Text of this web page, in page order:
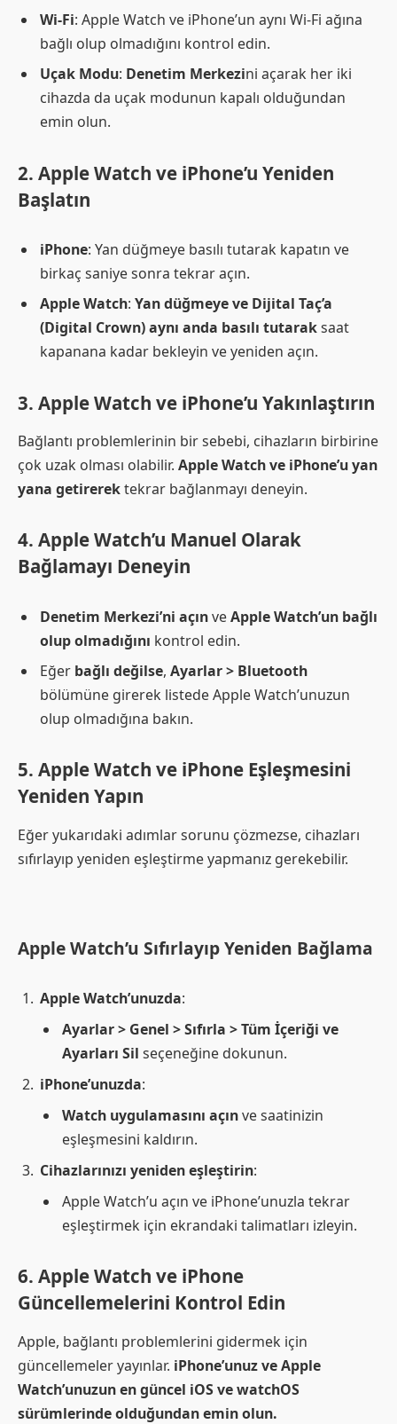
Wi-Fi: Apple Watch ve iPhone’un aynı Wi-Fi ağına
bağlı olup olmadığını kontrol edin.
Uçak Modu: Denetim Merkezini açarak her iki
cihazda da uçak modunun kapalı olduğundan
emin olun.
2. Apple Watch ve iPhone’u Yeniden
Başlatın
iPhone: Yan düğmeye basılı tutarak kapatın ve
birkaç saniye sonra tekrar açın.
Apple Watch: Yan düğmeye ve Dijital Taç’a
(Digital Crown) aynı anda basılı tutaraksaat
kapanana kadar bekleyin ve yeniden açın.
3. Apple Watch ve iPhone’u Yakınlaştırın
Bağlantı problemlerinin bir sebebi, cihazların birbirine
çok uzak olması olabilir. Apple Watch ve iPhone’u yan
yana getirerektekrar bağlanmayı deneyin.
4. Apple Watch’u Manuel Olarak
Bağlamayı Deneyin
Denetim Merkezi’ni açınveApple Watch’un bağlı
olup olmadığını kontrol edin.
Eğer bağlı değilse, Ayarlar > Bluetooth
bölümüne girerek listede Apple Watch’unuzun
olup olmadığına bakın.
5. Apple Watch ve iPhone Eşleşmesini
Yeniden Yapın
Eğer yukarıdaki adımlar sorunu çözmezse, cihazları
sıfırlayıp yeniden eşleştirme yapmanız gerekebilir.
Apple Watch’u Sıfırlayıp Yeniden Bağlama
Apple Watch’unuzda:
Ayarlar > Genel > Sıfırla > Tüm İçeriği ve
Ayarları Sil seçeneğine dokunun.
iPhone’unuzda:
Watch uygulamasını açınve saatinizin
eşleşmesini kaldırın.
Cihazlarınızı yeniden eşleştirin:
Apple Watch’u açın ve iPhone’unuzla tekrar
eşleştirmek için ekrandaki talimatları izleyin.
6. Apple Watch ve iPhone
Güncellemelerini Kontrol Edin
Apple, bağlantı problemlerini gidermek için
güncellemeler yayınlar. iPhone’unuz ve Apple
Watch’unuzun en güncel iOS ve watchOS
sürümlerinde olduğundan emin olun.